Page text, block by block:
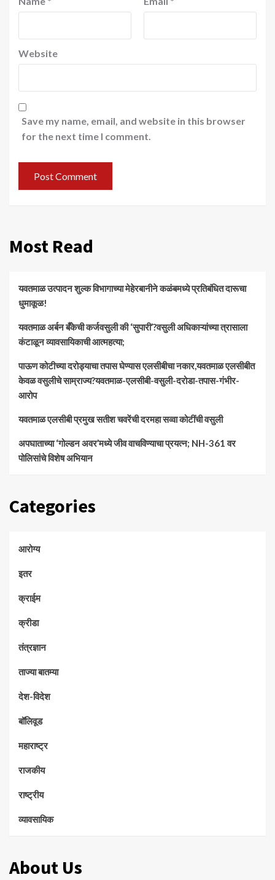
Website
Save my name, email, and website in this browser
for the next time I comment.
Most Read
यवतमाळ उत्पादन शुल्क विभागाच्या मेहेरबानीने कळंबमध्ये प्रतिबंधित दारूचा
धुमाकूळ!
​यवतमाळ अर्बन बँकेची कर्जवसुली की ‘सुपारी’?वसुली अधिकाऱ्यांच्या त्रासाला
कंटाळून व्यावसायिकाची आत्महत्या;
पाऊण कोटीच्या दरोड्याचा तपास घेण्यास एलसीबीचा नकार,यवतमाळ एलसीबीत
केवळ वसुलीचे साम्राज्य?यवतमाळ-एलसीबी-वसुली-दरोडा-तपास-गंभीर-
आरोप
यवतमाळ एलसीबी प्रमुख सतीश चवरेंची दरमहा सव्वा कोटींची वसुली
अपघाताच्या ‘गोल्डन अवर’मध्ये जीव वाचविण्याचा प्रयत्न; NH-361 वर
पोलिसांचे विशेष अभियान
Categories
आरोग्य
इतर
क्राईम
क्रीडा
तंत्रज्ञान
ताज्या बातम्या
देश-विदेश
बॉलिवूड
महाराष्ट्र
राजकीय
राष्ट्रीय
व्यावसायिक
About Us